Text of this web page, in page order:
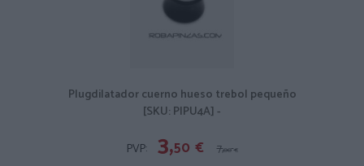
Plugdilatador cuerno hueso trebol pequeño
[SKU: PIPU4A] -
PVP: 3,50 € 7,00 €